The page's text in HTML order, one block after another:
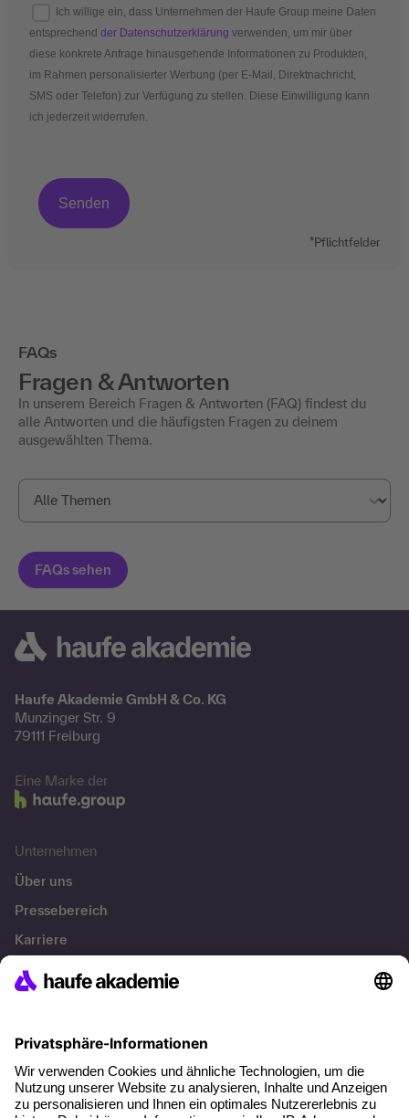
Ich willige ein, dass Unternehmen der Haufe Group meine Daten
entsprechend der Datenschutzerklärung verwenden, um mir über
diese konkrete Anfrage hinausgehende Informationen zu Produkten,
im Rahmen personalisierter Werbung (per E-Mail, Direktnachricht,
SMS oder Telefon) zur Verfügung zu stellen. Diese Einwilligung kann
ich jederzeit widerrufen.
*Pflichtfelder
FAQs
Fragen & Antworten
In unserem Bereich Fragen & Antworten (FAQ) findest du
alle Antworten und die häufigsten Fragen zu deinem
ausgewählten Thema.
Haufe Akademie GmbH & Co. KG
Munzinger Str. 9
79111 Freiburg
Eine Marke der
Unternehmen
Über uns
Pressebereich
Karriere
Referenzen
Über unser Angebot
Planungssicherheit